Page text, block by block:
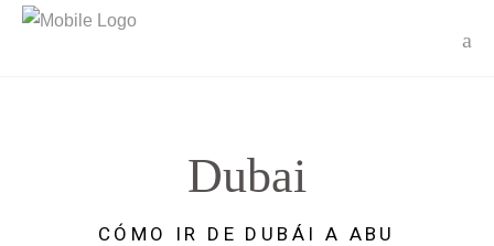
Dubai
CÓMO IR DE DUBÁI A ABU